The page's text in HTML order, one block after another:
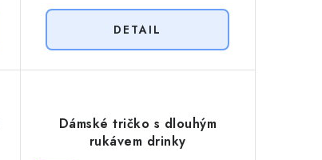
Dámské tričko s dlouhým
rukávem drinky